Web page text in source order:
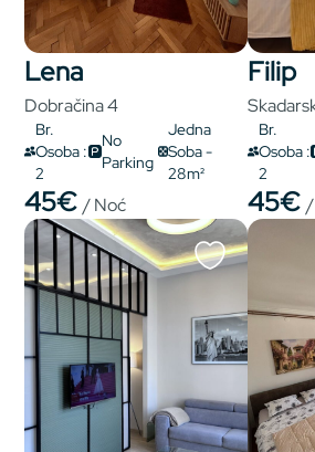
Lena
Dobračina 4
Br.
Osoba :
2
No
Parking
Jedna
Soba -
28m²
45€/ Noć
Filip
Br.
Osoba :
2
45€ /